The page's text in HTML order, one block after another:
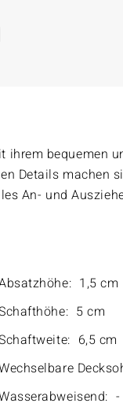
ihrem bequemen
Details machen
An- und
1,5 cm
5 cm
6,5 cm
-